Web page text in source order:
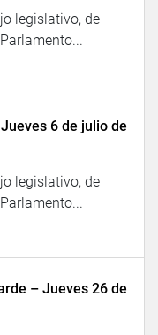
legislativo, de
6 de julio de
legislativo, de
– Jueves 26 de